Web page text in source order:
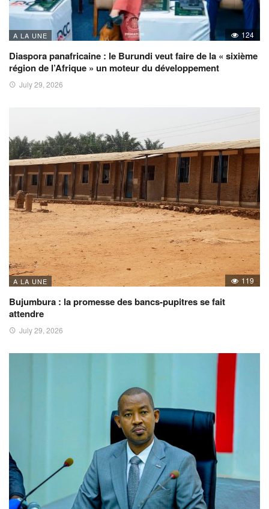
A LA UNE 124
Diaspora panafricaine : le Burundi veut faire de la « sixième
région de l’Afrique » un moteur du développement
July 29, 2026
A LA UNE 119
Bujumbura : la promesse des bancs-pupitres se fait
attendre
July 29, 2026